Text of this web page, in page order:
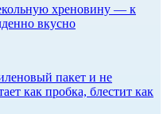
хреновину — к
вкусно
пакет и не
как пробка, блестит как